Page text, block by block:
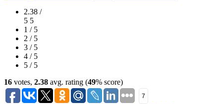
2.38 /
5 5
1 / 5
2 / 5
3 / 5
4 / 5
5 / 5
16 votes, 2.38 avg. rating (49% score)
7